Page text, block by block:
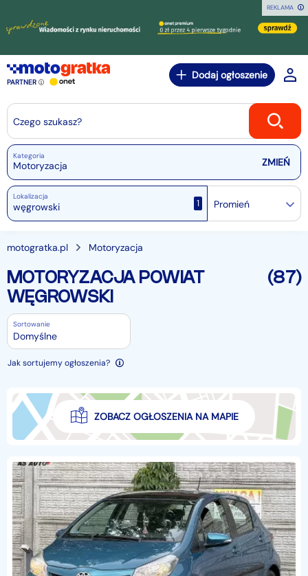
REKLAMA
PARTNER
Dodaj ogłoszenie
Czego szukasz?
Kategoria
Motoryzacja
Lokalizacja
1 Promień
motogratka.pl Motoryzacja
MOTORYZACJA POWIAT
WĘGROWSKI
(87)
Sortowanie
Domyślne
Jak sortujemy ogłoszenia?
ZOBACZ OGŁOSZENIA NA MAPIE